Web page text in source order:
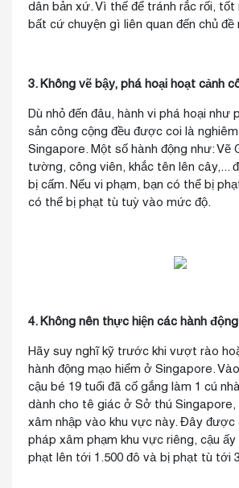
dân bản xứ. Vì thế để tránh rắc rối, tốt
bất cứ chuyện gì liên quan đến chủ đề
3. Không vẽ bậy, phá hoại hoạt cảnh
Dù nhỏ đến đâu, hành vi phá hoại như
sản công cộng đều được coi là
Singapore. Một số hành động như: Vẽ
tường, công viên, khắc tên lên cây,...
bị cấm. Nếu vi phạm, bạn có thể bị
có thể bị phạt tù tuỳ vào mức độ.
4. Không nên thực hiện các hành
Hãy suy nghĩ kỹ trước khi vượt rào
hành động mạo hiểm ở Singapore.
cậu bé 19 tuổi đã cố gắng làm 1 cú
dành cho tê giác ở Sở thú
xâm nhập vào khu vực này. Đây được
pháp xâm phạm khu vực riêng, cậu
phạt lên tới 1.500 đô và bị phạt tù tới